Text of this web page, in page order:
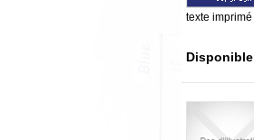
texte imprimé
Disponible